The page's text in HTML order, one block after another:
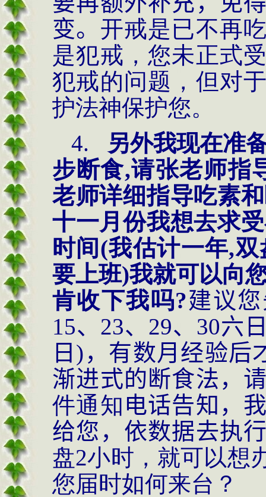
变。 开戒是已不再
是犯戒，您未正式
犯戒的问题，但对
护法神保护您。
4.
另外我现在准
步断食,请张老师指
老师详细指导吃素
十一月份我想去求
时间(我估计一年,
要上班)我就可以向
肯收下我吗?建议
15、 23、 29、 30六
日 ) ，有数月经验后
渐进式的断食法，
件通知 电话告知，
给您，依数据去执
盘2小时，就可以想
您届时如何来台？